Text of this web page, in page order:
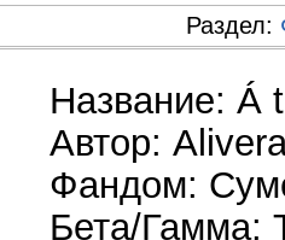
Раздел:
Название: Á
Автор:
Фандом:
Бета/Гамма: